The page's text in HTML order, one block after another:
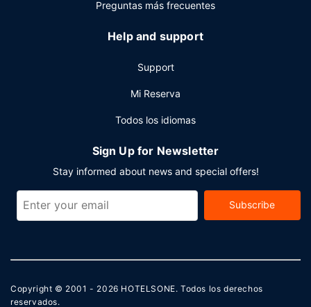
reuniones. Hay un aparcamiento sin asistencia gratuito
Preguntas más frecuentes
Help and support
Support
Mi Reserva
Todos los idiomas
Sign Up for Newsletter
Stay informed about news and special offers!
Subscribe
Copyright © 2001 - 2026 HOTELSONE. Todos los derechos
reservados.